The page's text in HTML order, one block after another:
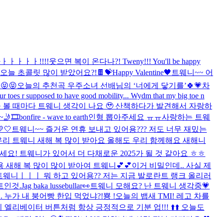
ㅏㅏㅏㅏ!!!!웃으면 복이 온다나?! Tweny!!! You'll be happy
늘 초콜릿 많이 받았어요?!🍫💝Happy Valentine🖤 트웨니~~ 어
오늘의 추천곡 우주소녀 선배님의 ‘너에게 닿기를’🍀💗차
toes r supposed to have good mobility... Wydm that my big toe n
볼 때마다 트웨니 생각이 나요 🥹 산책하다가 발견해서 자랑하
bonfire - wave to earth인형 뽑아주세요 ㅠㅠ사랑하는 트웨
트웨니~~ 즐거운 연휴 보내고 있어용??? 저도 너무 재밌는
리 트웨니 새해 복 많이 받아요 올해도 우리 함께해요 새해니
요! 트웨니가 있어서 더 다채로운 2025가 될 것 같아요 ㅎㅎ
새해 복 많이 많이 받아여 트웨니💕💕이거 비밀인데.. 사실 제
웨니ㅣㅣㅣ 뭐 하고 있어용?? 저는 지금 발로란트 랭크 올리러
인것.Jag baka lussebullar👀 트웨니 모해요? 난 트웨니 생각중💗
누가 내 붕어빵 한입 먹었냐?!뿅 !오늘의 뱁새 TMI! 레고 차를
엘리베이터 버튼처럼 항상 긍정적으로 기분 업!!! ⬆️⬆️ 오늘도